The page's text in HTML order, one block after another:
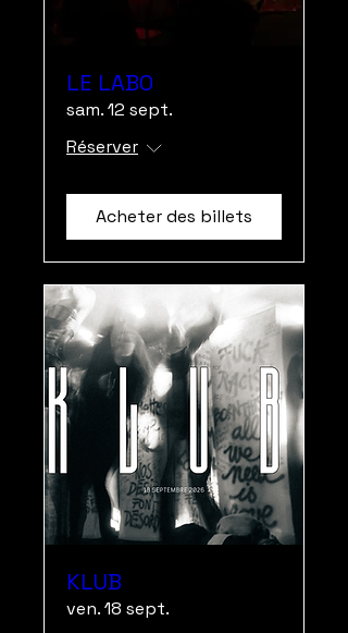
LE LABO
sam. 12 sept.
Réserver
Acheter des billets
KLUB
ven. 18 sept.